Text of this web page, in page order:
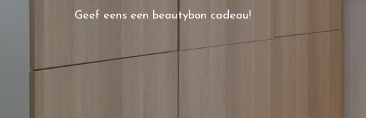
Geef eens een beautybon cadeau!